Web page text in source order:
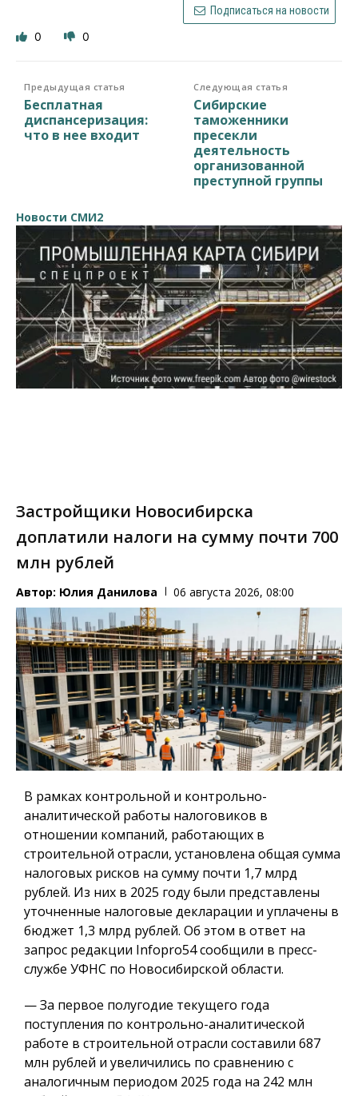
Подписаться на новости
0 0
Предыдущая статья
Бесплатная
диспансеризация:
что в нее входит
Следующая статья
Сибирские
таможенники
пресекли
деятельность
организованной
преступной группы
Новости СМИ2
Застройщики Новосибирска
доплатили налоги на сумму почти 700
млн рублей
Автор: Юлия Данилова 06 августа 2026, 08:00
В рамках контрольной и контрольно-
аналитической работы налоговиков в
отношении компаний, работающих в
строительной отрасли, установлена общая сумма
налоговых рисков на сумму почти 1,7 млрд
рублей. Из них в 2025 году были представлены
уточненные налоговые декларации и уплачены в
бюджет 1,3 млрд рублей. Об этом в ответ на
запрос редакции Infopro54 сообщили в пресс-
службе УФНС по Новосибирской области.
— За первое полугодие текущего года
поступления по контрольно-аналитической
работе в строительной отрасли составили 687
млн рублей и увеличились по сравнению с
аналогичным периодом 2025 года на 242 млн